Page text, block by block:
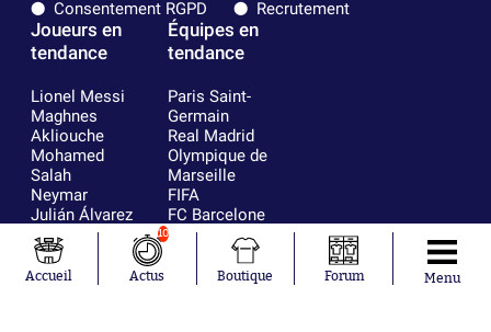
Consentement RGPD
Recrutement
Joueurs en
tendance
Lionel Messi
Maghnes
Akliouche
Mohamed
Salah
Neymar
Julián Álvarez
Ferrán Torres
Kilian Corredor
Franco
Équipes en
tendance
Paris Saint-
Germain
Real Madrid
Olympique de
Marseille
FIFA
FC Barcelone
Argentine
Olympique
lyonnais
Accueil
10
Actus Boutique Forum Menu